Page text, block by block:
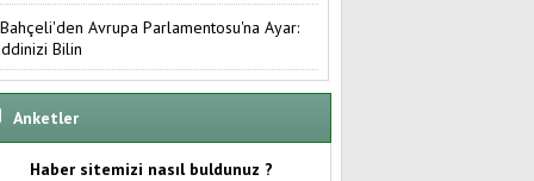
Bahçeli'den Avrupa Parlamentosu'na Ayar:
Bilin
Anketler
Haber sitemizi nasıl buldunuz ?